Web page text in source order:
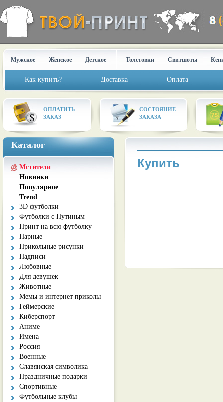
Мужское Женское Детское Толстовки Свитшоты
Как купить? Доставка Оплата
ОПЛАТИТЬ
ЗАКАЗ
СОСТОЯНИЕ
ЗАКАЗА
Каталог
Мстители
Новинки
Популярное
Trend
3D футболки
Футболки с Путиным
Принт на всю футболку
Парные
Прикольные рисунки
Надписи
Любовные
Для девушек
Животные
Мемы и интернет приколы
Геймерские
Киберспорт
Аниме
Имена
Россия
Военные
Славянская символика
Праздничные подарки
Спортивные
Футбольные клубы
Купить